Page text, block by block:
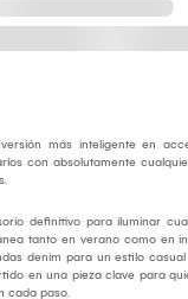
más inteligente en
con absolutamente
definitivo para iluminar
tanto en verano como en
denim para un estilo
en una pieza clave para
cada paso.